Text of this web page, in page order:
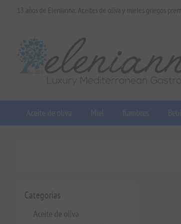
13 años de Elenianna: Aceites de oliva y mieles griegos
Aceite de oliva Miel fiambres
Categorías
Aceite de oliva